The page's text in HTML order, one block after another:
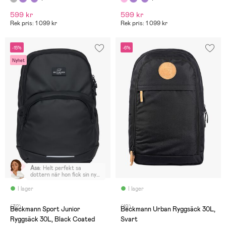
599 kr
Rek pris: 1 099 kr
599 kr
Rek pris: 1 099 kr
-15%
Nyhet
I lager
Åsa: Helt perfekt sa
dottern när hon fick sin nya
(32)
Beckmann Sport Junior
Ryggsäck 30L, Black Coated
-6%
I lager
(19)
Beckmann Urban Ryggsäck 30L,
Svart